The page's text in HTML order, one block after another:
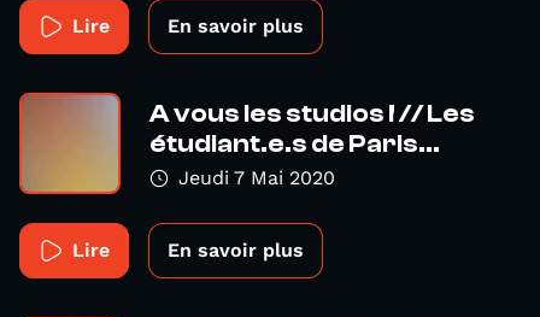
Lire En savoir plus
A vous les studios ! // Les
étudiant.e.s de Paris...
Jeudi 7 Mai 2020
Lire En savoir plus